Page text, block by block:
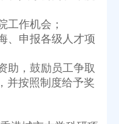
工作机会；